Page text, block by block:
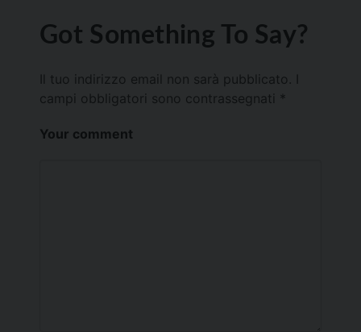
Got Something To Say?
Il tuo indirizzo email non sarà pubblicato.
campi obbligatori sono contrassegnati *
Your comment